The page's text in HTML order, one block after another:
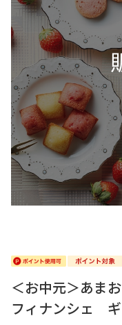
＜お中元＞あま
フィナンシェ